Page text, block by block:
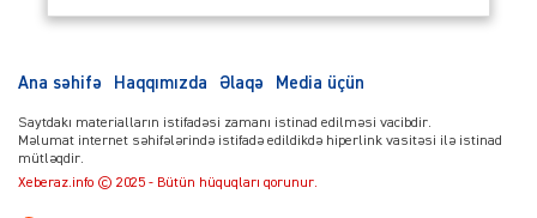
Ana səhifə Haqqımızda Əlaqə Media üçün
Saytdakı materialların istifadəsi zamanı istinad edilməsi vacibdir.
Məlumat internet səhifələrində istifadə edildikdə hiperlink vasitəsi ilə istinad
mütləqdir.
Xeberaz.info © 2025 - Bütün hüquqları qorunur.